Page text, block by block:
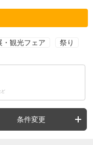
・観光フェア 祭り
ど
条件変更